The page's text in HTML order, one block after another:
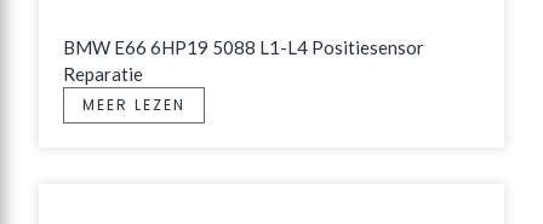
BMW E66 6HP19 5088 L1-L4 Positiesensor
Reparatie
MEER LEZEN